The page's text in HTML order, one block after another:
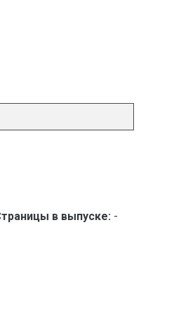
в выпуске: -